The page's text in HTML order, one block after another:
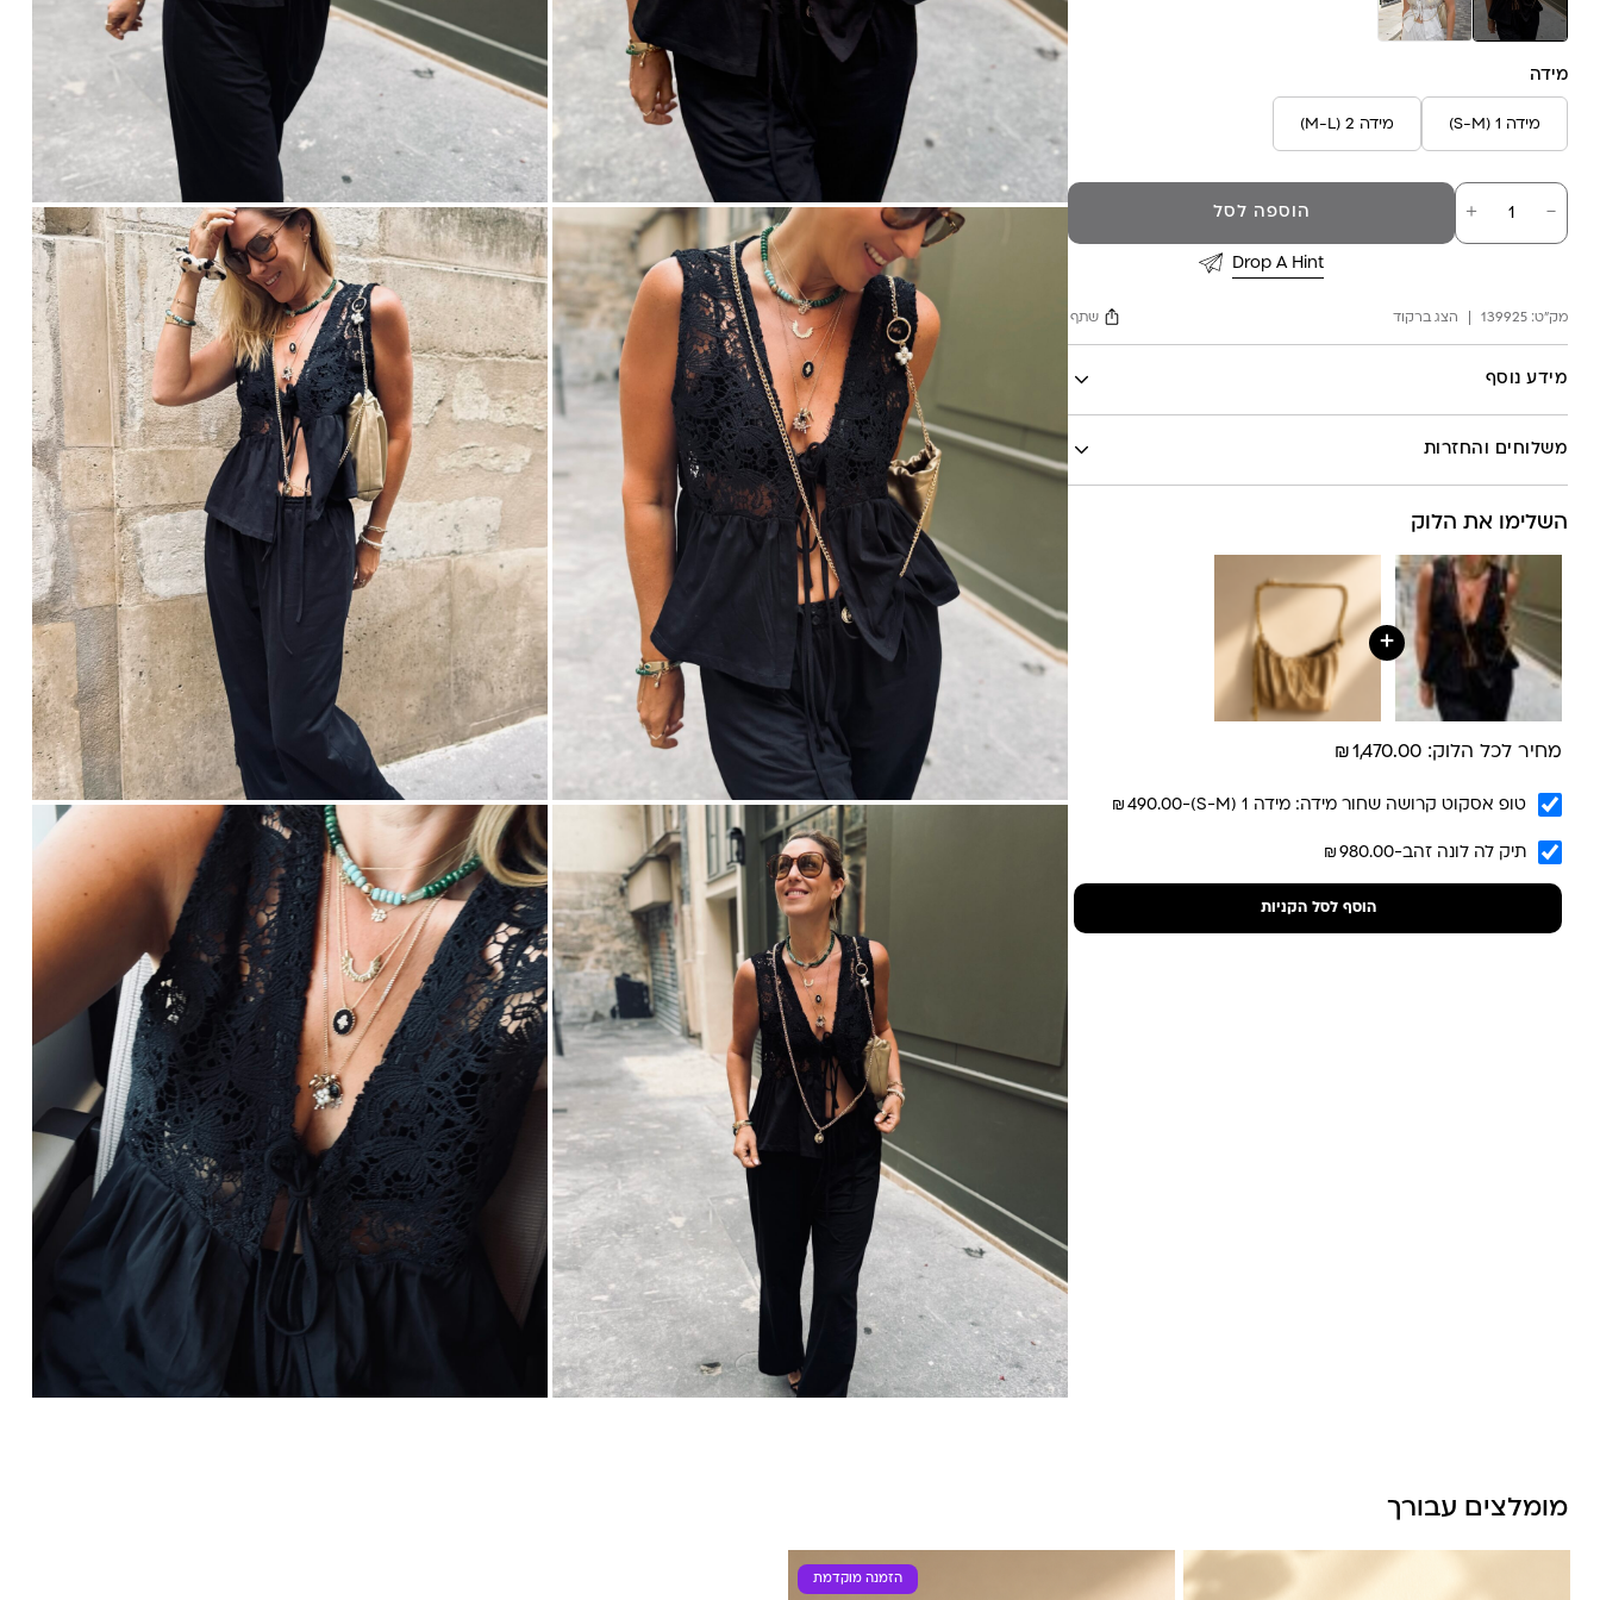
מידה
מידה 1 (S-M) מידה 2 (M-L)
－
כמות
של
טופ
＋ הוספה לסל
Drop A Hint
מק"ט: 139925 הצג ברקוד שתף
מידע נוסף
משלוחים והחזרות
30 ש”ח
איסוף עצמי מהסטודיו- ללא עלות
משלוח חינם בקניה מעל 800 ש”ח
משלוחים לכל העולם באמצעות DHL בעלות של 180 ש”ח
השלימו את הלוק
+
מחיר לכל הלוק: ₪1,470.00
טופ אסקוט קרושה שחור מידה: מידה 1 (S-M) -
₪ 490.00
תיק לה לונה זהב-
₪ 980.00
הוסף לסל הקניות
מומלצים עבורך
הזמנה מוקדמת